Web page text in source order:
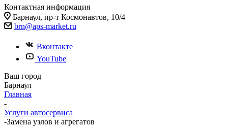
Контактная информация
Барнаул, пр-т Космонавтов, 10/4
brn@aps-market.ru
Вконтакте
YouTube
Ваш город
Барнаул
Главная
-
Услуги автосервиса
-Замена узлов и агрегатов